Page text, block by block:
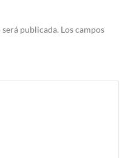
publicada. Los campos